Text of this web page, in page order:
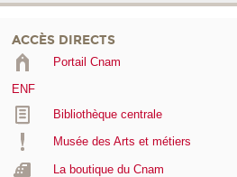
ACCÈS DIRECTS
Portail Cnam
ENF
Bibliothèque centrale
Musée des Arts et métiers
La boutique du Cnam